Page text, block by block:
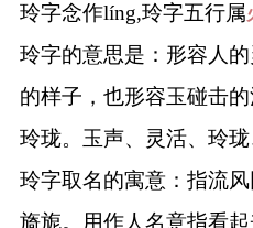
玲字念作líng,玲字五行属
玲字的意思是：形容人
的样子，也形容玉碰击
玲珑。玉声、灵活、玲
玲字取名的寓意：指流
旖旎。用作人名意指看